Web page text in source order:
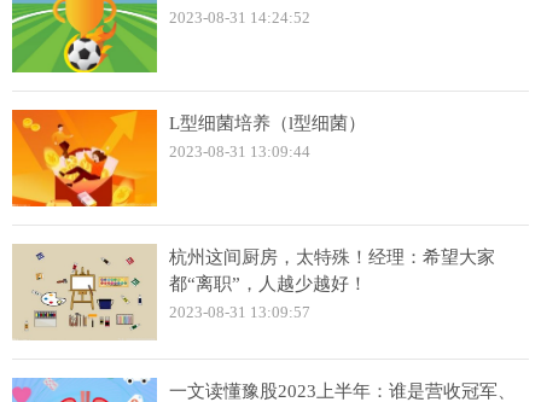
2023-08-31 14:24:52
L型细菌培养（l型细菌）
2023-08-31 13:09:44
杭州这间厨房，太特殊！经理：希望大家
都“离职”，人越少越好！
2023-08-31 13:09:57
一文读懂豫股2023上半年：谁是营收冠军、